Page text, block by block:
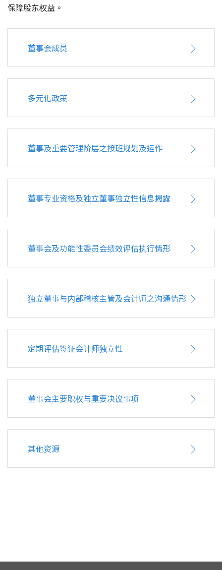
保障股东权益。
董事会成员
多元化政策
董事及重要管理阶层之接班规划及运作
董事专业资格及独立董事独立性信息揭露
董事会及功能性委员会绩效评估执行情形
独立董事与内部稽核主管及会计师之沟通情形
定期评估签证会计师独立性
董事会主要职权与重要决议事项
其他资源